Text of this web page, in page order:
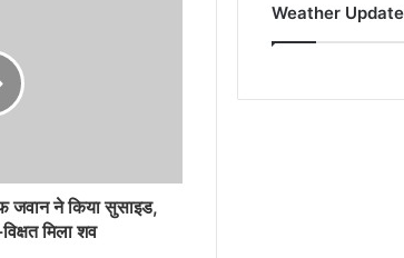
जवान ने किया सुसाइड,
मिला शव
Weather